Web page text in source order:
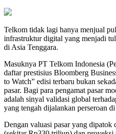
Telkom tidak lagi hanya menjual
infrastruktur digital yang menjadi
di Asia Tenggara.
Masuknya PT Telkom Indonesia
daftar prestisius Bloomberg
to Watch” edisi terbaru bukan
pasar. Bagi para pengamat pasar
adalah sinyal validasi global
yang tengah dijalankan perseroan
Dengan valuasi pasar yang